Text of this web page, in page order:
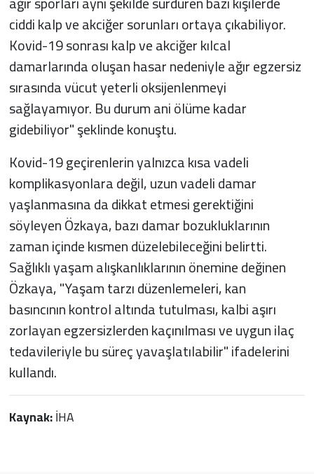
ciddi kalp ve akciğer sorunları ortaya çıkabiliyor.
Kovid-19 sonrası kalp ve akciğer kılcal
damarlarında oluşan hasar nedeniyle ağır egzersiz
sırasında vücut yeterli oksijenlenmeyi
sağlayamıyor. Bu durum ani ölüme kadar
gidebiliyor" şeklinde konuştu.
Kovid-19 geçirenlerin yalnızca kısa vadeli
komplikasyonlara değil, uzun vadeli damar
yaşlanmasına da dikkat etmesi gerektiğini
söyleyen Özkaya, bazı damar bozukluklarının
zaman içinde kısmen düzelebileceğini belirtti.
Sağlıklı yaşam alışkanlıklarının önemine değinen
Özkaya, "Yaşam tarzı düzenlemeleri, kan
basıncının kontrol altında tutulması, kalbi aşırı
zorlayan egzersizlerden kaçınılması ve uygun ilaç
tedavileriyle bu süreç yavaşlatılabilir" ifadelerini
kullandı.
Kaynak:İHA